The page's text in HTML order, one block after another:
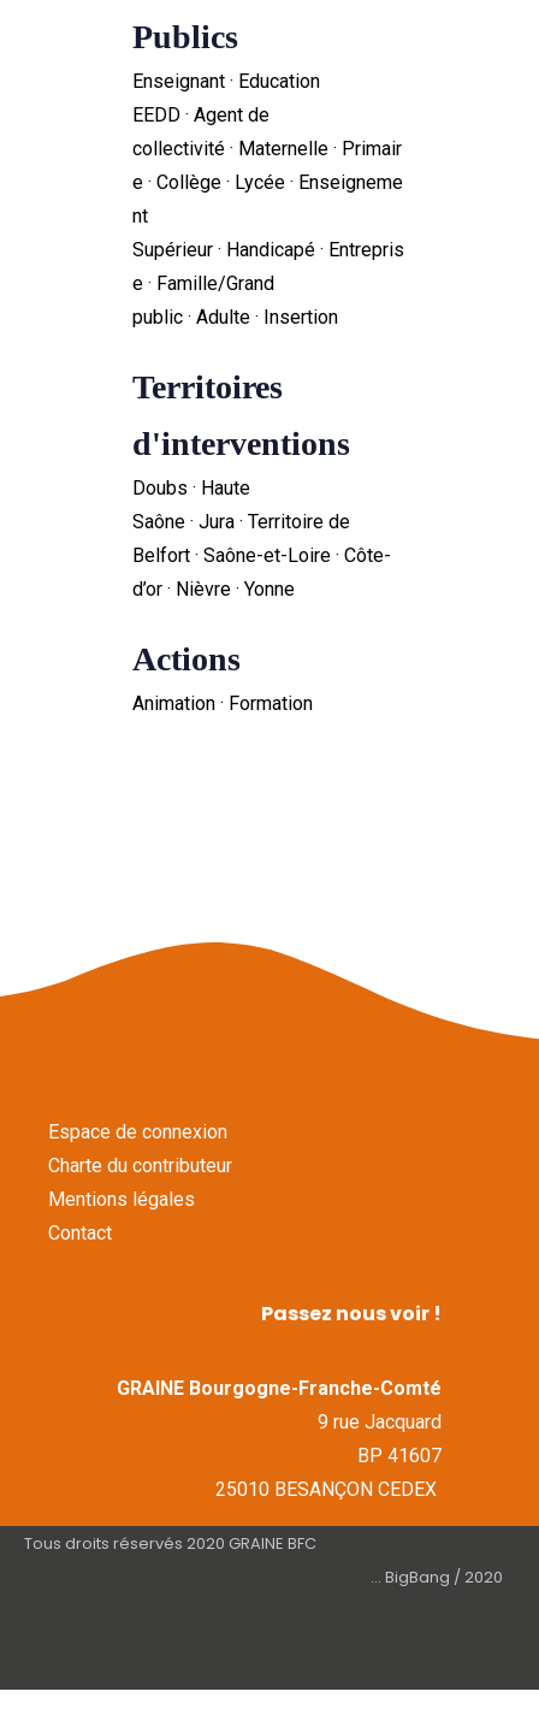
Publics
Enseignant · Education
EEDD · Agent de
collectivité · Maternelle · Primair
e · Collège · Lycée · Enseigneme
nt
Supérieur · Handicapé · Entrepris
e · Famille/Grand
public · Adulte · Insertion
Territoires
d'interventions
Doubs · Haute
Saône · Jura · Territoire de
Belfort · Saône-et-Loire · Côte-
d’or · Nièvre · Yonne
Actions
Animation · Formation
Espace de connexion
Charte du contributeur
Mentions légales
Contact
Passez nous voir !
GRAINE Bourgogne-Franche-Comté
9 rue Jacquard
BP 41607
25010 BESANÇON CEDEX
Tous droits réservés 2020 GRAINE BFC
... BigBang / 2020